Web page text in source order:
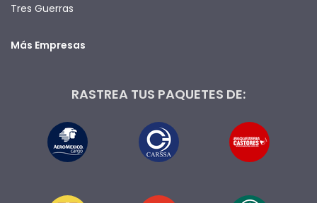
Tres Guerras
Más Empresas
RASTREA TUS PAQUETES DE: